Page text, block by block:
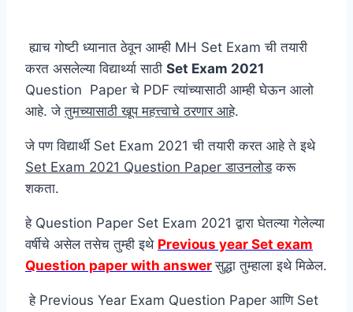
ह्याच गोष्टी ध्यानात ठेवून आम्ही MH Set Exam ची तयारी
करत असलेल्या विद्यार्थ्या साठी Set Exam 2021
Question Paper चे PDF त्यांच्यासाठी आम्ही घेऊन आलो
आहे. जेतुमच्यासाठी खूप महत्त्वाचे ठरणार आहे.
जे पण विद्यार्थी Set Exam 2021 ची तयारी करत आहे ते इथे
Set Exam 2021 Question Paper डाउनलोडकरू
शकता.
हे Question Paper Set Exam 2021 द्वारा घेतल्या गेलेल्या
वर्षीचे असेल तसेच तुम्ही इथे Previous year Set exam
Question paper with answer सुद्धा तुम्हाला इथे मिळेल.
हे Previous Year Exam Question Paper आणि Set